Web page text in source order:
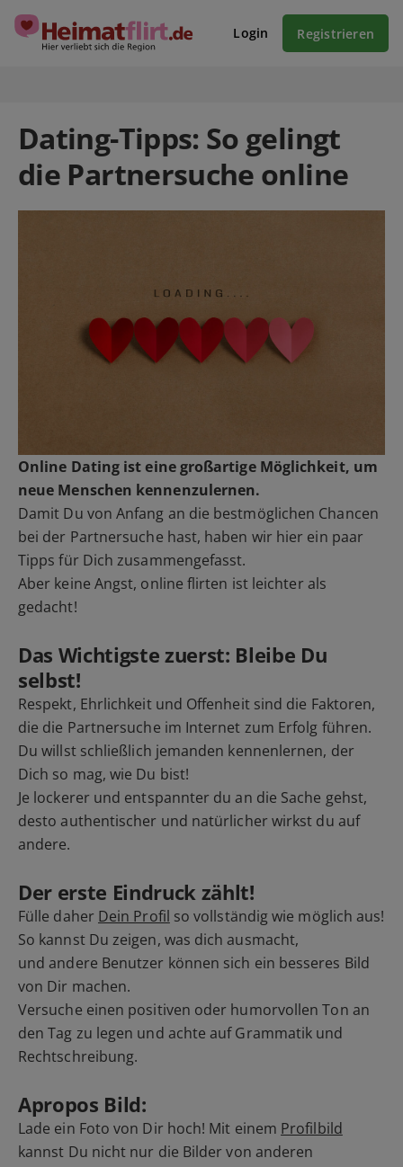
Login Registrieren
Dating-Tipps: So gelingt
die Partnersuche online
Online Dating ist eine großartige Möglichkeit, um
neue Menschen kennenzulernen.
Damit Du von Anfang an die bestmöglichen Chancen
bei der Partnersuche hast, haben wir hier ein paar
Tipps für Dich zusammengefasst.
Aber keine Angst, online flirten ist leichter als
gedacht!
Das Wichtigste zuerst: Bleibe Du
selbst!
Respekt, Ehrlichkeit und Offenheit sind die Faktoren,
die die Partnersuche im Internet zum Erfolg führen.
Du willst schließlich jemanden kennenlernen, der
Dich so mag, wie Du bist!
Je lockerer und entspannter du an die Sache gehst,
desto authentischer und natürlicher wirkst du auf
andere.
Der erste Eindruck zählt!
Fülle daher Dein Profil so vollständig wie möglich aus!
So kannst Du zeigen, was dich ausmacht,
und andere Benutzer können sich ein besseres Bild
von Dir machen.
Versuche einen positiven oder humorvollen Ton an
den Tag zu legen und achte auf Grammatik und
Rechtschreibung.
Apropos Bild:
Lade ein Foto von Dir hoch! Mit einem Profilbild
kannst Du nicht nur die Bilder von anderen